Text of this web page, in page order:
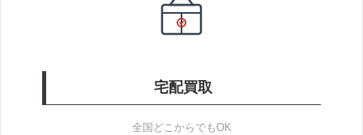
宅配買取
全国どこからでもOK